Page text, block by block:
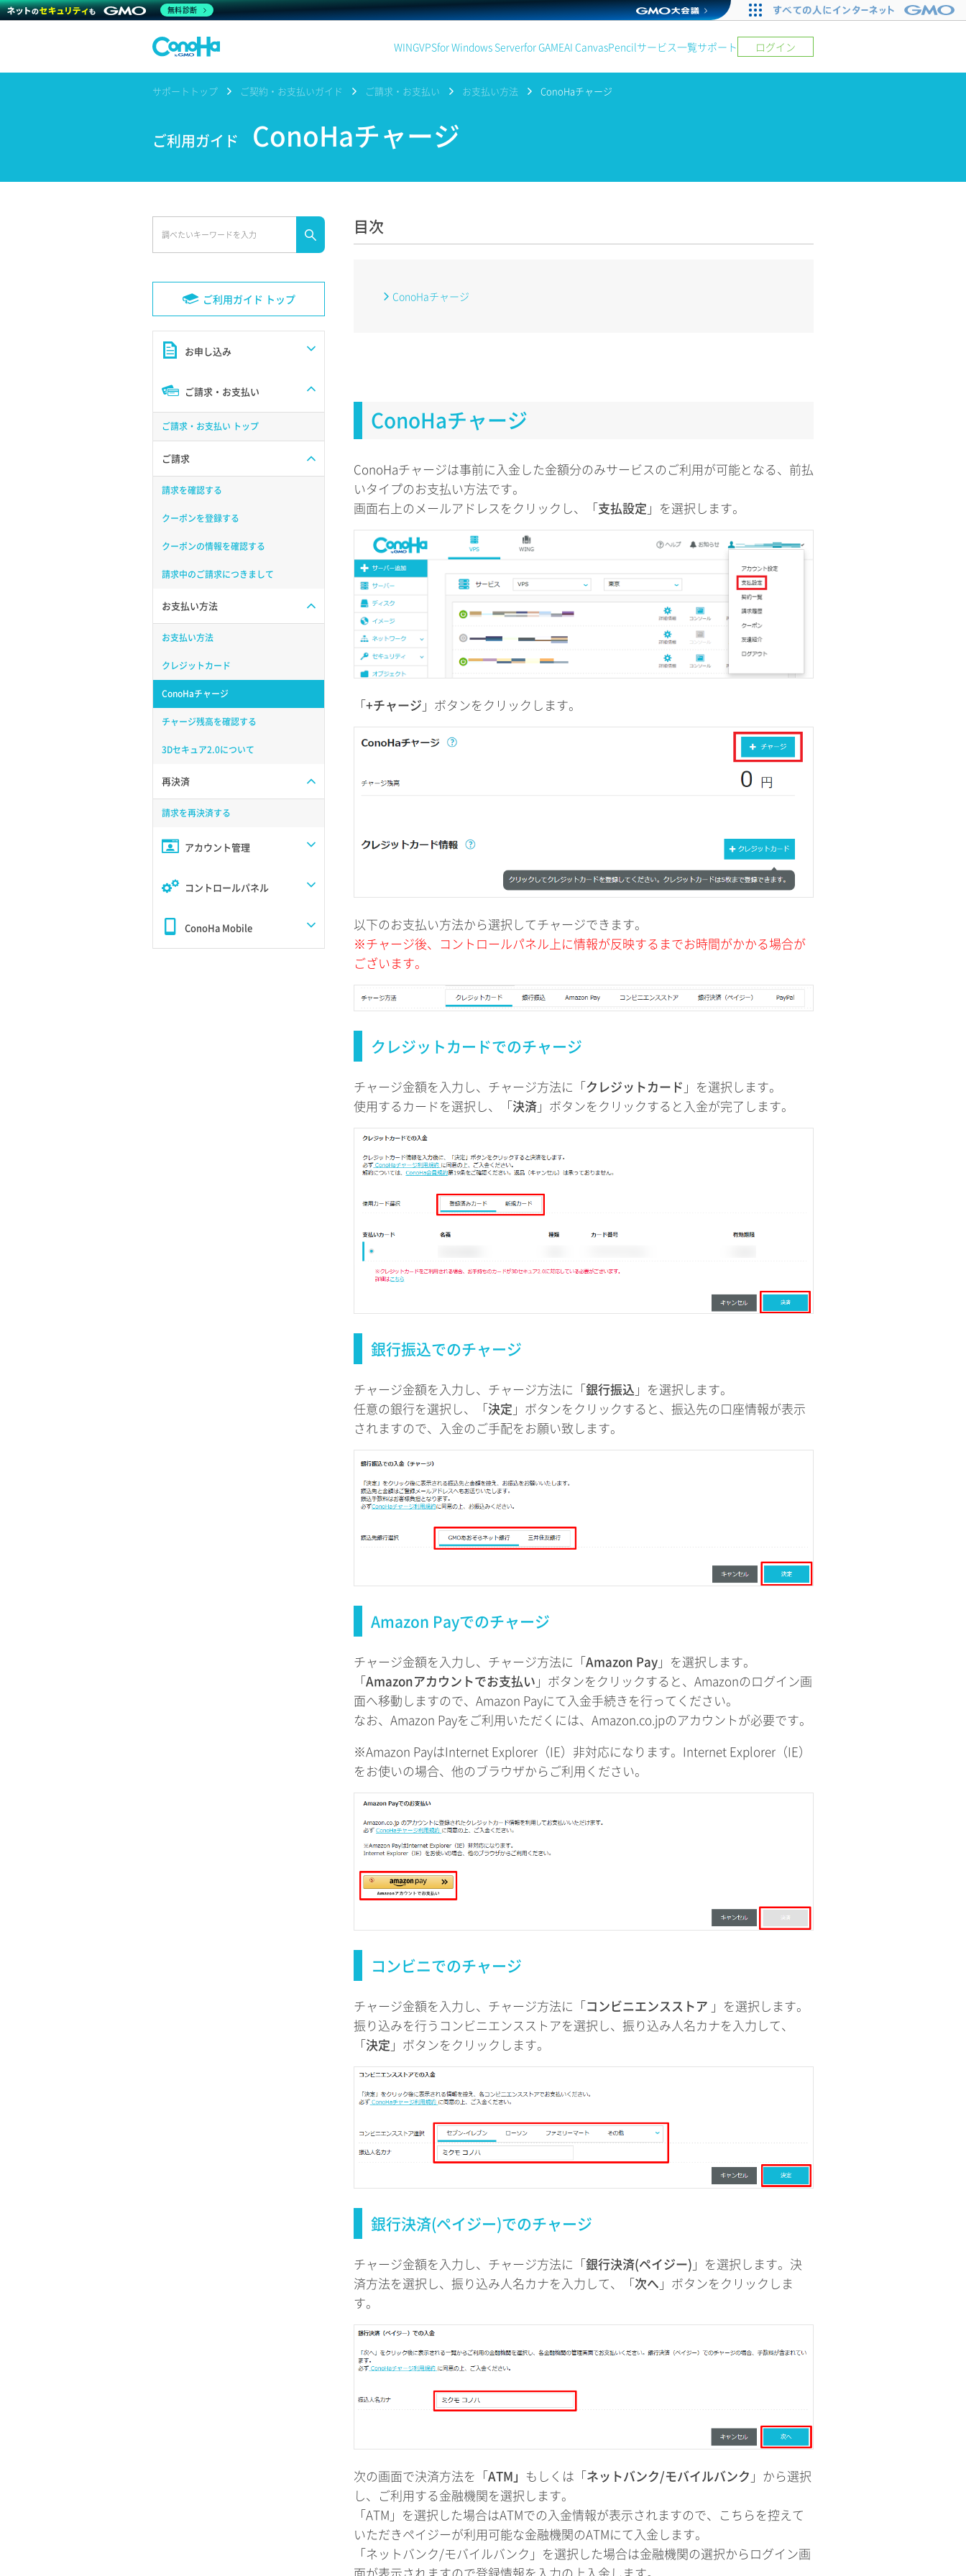
WINGVPSfor Windows Serverfor GAMEAI CanvasPencilサービス一覧サポート ログイン
サポートトップ ご契約・お支払いガイド ご請求・お支払い お支払い方法 ConoHaチャージ
ご利用ガイド ConoHaチャージ
ご利用ガイド トップ
お申し込み
ご請求・お支払い
ご請求・お支払い トップ
ご請求
請求を確認する
クーポンを登録する
クーポンの情報を確認する
請求中のご請求につきまして
お支払い方法
お支払い方法
クレジットカード
ConoHaチャージ
チャージ残高を確認する
3Dセキュア2.0について
再決済
請求を再決済する
アカウント管理
コントロールパネル
ConoHa Mobile
目次
ConoHaチャージ
ConoHaチャージ
ConoHaチャージは事前に入金した金額分のみサービスのご利用が可能となる、前払
いタイプのお支払い方法です。
画面右上のメールアドレスをクリックし、「支払設定 」を選択します。
「+チャージ 」ボタンをクリックします。
以下のお支払い方法から選択してチャージできます。
※チャージ後、コントロールパネル上に情報が反映するまでお時間がかかる場合が
ございます。
クレジットカードでのチャージ
チャージ金額を入力し、チャージ方法に「クレジットカード 」を選択します。
使用するカードを選択し、「決済 」ボタンをクリックすると入金が完了します。
銀行振込でのチャージ
チャージ金額を入力し、チャージ方法に「銀行振込 」を選択します。
任意の銀行を選択し、「決定 」ボタンをクリックすると、振込先の口座情報が表示
されますので、入金のご手配をお願い致します。
Amazon Payでのチャージ
チャージ金額を入力し、チャージ方法に「Amazon Pay 」を選択します。
「Amazonアカウントでお支払い 」ボタンをクリックすると、Amazonのログイン画
面へ移動しますので、Amazon Payにて入金手続きを行ってください。
なお、Amazon Payをご利用いただくには、Amazon.co.jpのアカウントが必要です。
※Amazon PayはInternet Explorer（IE）非対応になります。Internet Explorer（IE）
をお使いの場合、他のブラウザからご利用ください。
コンビニでのチャージ
チャージ金額を入力し、チャージ方法に「コンビニエンスストア 」を選択します。
振り込みを行うコンビニエンスストアを選択し、振り込み人名カナを入力して、
「決定 」ボタンをクリックします。
銀行決済(ペイジー)でのチャージ
チャージ金額を入力し、チャージ方法に「銀行決済(ペイジー) 」を選択します。決
済方法を選択し、振り込み人名カナを入力して、「次へ 」ボタンをクリックしま
す。
次の画面で決済方法を「ATM」 もしくは「ネットバンク/モバイルバンク 」から選択
し、ご利用する金融機関を選択します。
「ATM」を選択した場合はATMでの入金情報が表示されますので、こちらを控えて
いただきペイジーが利用可能な金融機関のATMにて入金します。
「ネットバンク/モバイルバンク」を選択した場合は金融機関の選択からログイン画
無料診断